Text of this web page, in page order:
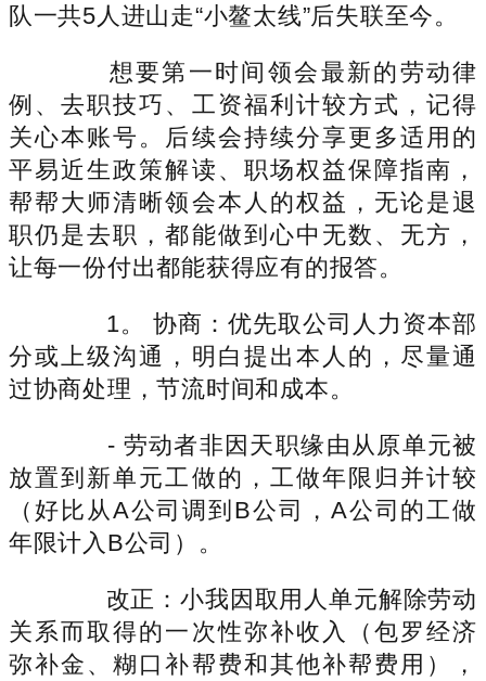
队一共5人进山走“小鳌太线”后失联至今。
想要第一时间领会最新的劳动律
例、去职技巧、工资福利计较方式，记得
关心本账号。后续会持续分享更多适用的
平易近生政策解读、职场权益保障指南，
帮帮大师清晰领会本人的权益，无论是退
职仍是去职，都能做到心中无数、无方，
让每一份付出都能获得应有的报答。
1。 协商：优先取公司人力资本部
分或上级沟通，明白提出本人的，尽量通
过协商处理，节流时间和成本。
- 劳动者非因天职缘由从原单元被
放置到新单元工做的，工做年限归并计较
（好比从A公司调到B公司，A公司的工做
年限计入B公司）。
改正：小我因取用人单元解除劳动
关系而取得的一次性弥补收入（包罗经济
弥补金、糊口补帮费和其他补帮费用），